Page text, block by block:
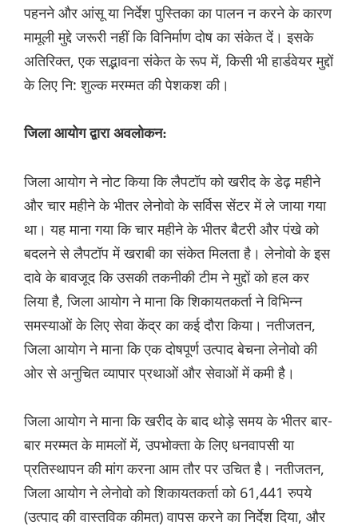
पहनने और आंसू या निर्देश पुस्तिका का पालन न करने के कारण
मामूली मुद्दे जरूरी नहीं कि विनिर्माण दोष का संकेत दें। इसके
अतिरिक्त, एक सद्भावना संकेत के रूप में, किसी भी हार्डवेयर मुद्दों
के लिए नि: शुल्क मरम्मत की पेशकश की।
जिला आयोग द्वारा अवलोकन:
जिला आयोग ने नोट किया कि लैपटॉप को खरीद के डेढ़ महीने
और चार महीने के भीतर लेनोवो के सर्विस सेंटर में ले जाया गया
था। यह माना गया कि चार महीने के भीतर बैटरी और पंखे को
बदलने से लैपटॉप में खराबी का संकेत मिलता है। लेनोवो के इस
दावे के बावजूद कि उसकी तकनीकी टीम ने मुद्दों को हल कर
लिया है, जिला आयोग ने माना कि शिकायतकर्ता ने विभिन्न
समस्याओं के लिए सेवा केंद्र का कई दौरा किया। नतीजतन,
जिला आयोग ने माना कि एक दोषपूर्ण उत्पाद बेचना लेनोवो की
ओर से अनुचित व्यापार प्रथाओं और सेवाओं में कमी है।
जिला आयोग ने माना कि खरीद के बाद थोड़े समय के भीतर बार-
बार मरम्मत के मामलों में, उपभोक्ता के लिए धनवापसी या
प्रतिस्थापन की मांग करना आम तौर पर उचित है। नतीजतन,
जिला आयोग ने लेनोवो को शिकायतकर्ता को 61,441 रुपये
(उत्पाद की वास्तविक कीमत) वापस करने का निर्देश दिया, और